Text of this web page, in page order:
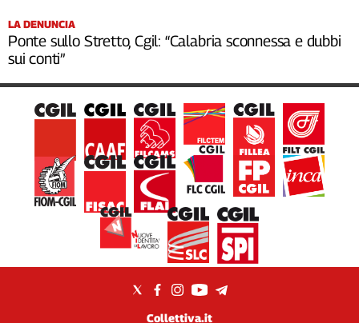
LA DENUNCIA
Ponte sullo Stretto, Cgil: “Calabria sconnessa e dubbi
sui conti”
Collettiva.it